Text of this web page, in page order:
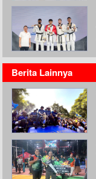
Berita Lainnya